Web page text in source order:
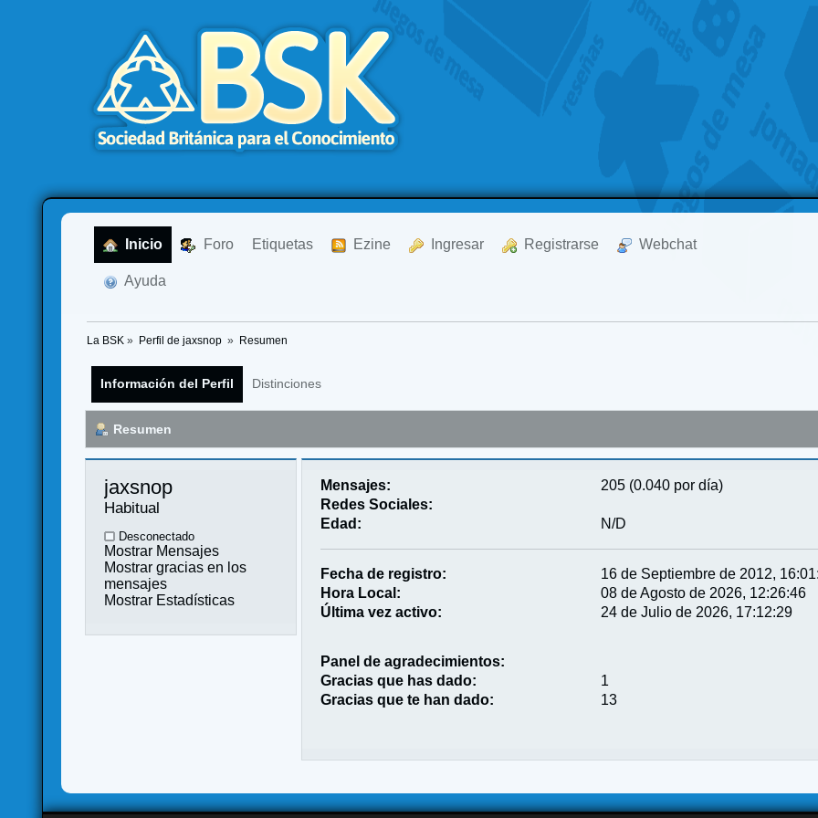
Inicio Foro Etiquetas Ezine Ingresar Registrarse Webchat
Ayuda
La BSK » Perfil de jaxsnop » Resumen
Información del Perfil Distinciones
Resumen
jaxsnop
Habitual
Desconectado
Mostrar Mensajes
Mostrar gracias en los
mensajes
Mostrar Estadísticas
Mensajes:
205 (0.040 por día)
Redes Sociales:
Edad:
N/D
Fecha de registro:
16 de Septiembre de 2012,
Hora Local:
08 de Agosto de 2026, 12:26:46
Última vez activo:
24 de Julio de 2026, 17:12:29
Panel de agradecimientos:
Gracias que has dado:
1
Gracias que te han dado:
13